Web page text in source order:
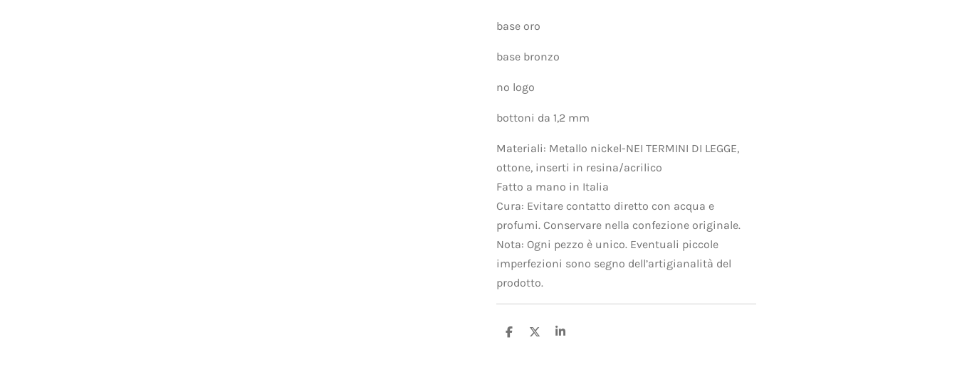
base oro
base bronzo
no logo
bottoni da 1,2 mm
Materiali: Metallo nickel-NEI TERMINI DI LEGGE,
ottone, inserti in resina/acrilico
Fatto a mano in Italia
Cura: Evitare contatto diretto con acqua e
profumi. Conservare nella confezione originale.
Nota: Ogni pezzo è unico. Eventuali piccole
imperfezioni sono segno dell’artigianalità del
prodotto.
C
C
C